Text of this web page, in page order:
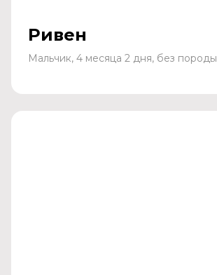
Ривен
Мальчик, 4 месяца 2 дня, без породы